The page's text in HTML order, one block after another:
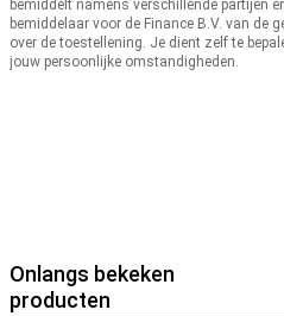
bemiddelt namens verschillende partijen
bemiddelaar voor de Finance B.V. van de
over de toestellening. Je dient zelf te
jouw persoonlijke omstandigheden.
Onlangs bekeken
producten